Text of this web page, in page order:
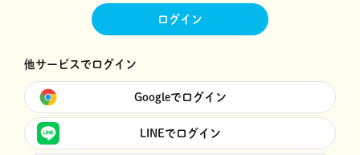
ログイン
他サービスでログイン
Googleでログイン
LINEでログイン